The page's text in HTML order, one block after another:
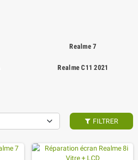
Realme 7
Realme C11 2021
FILTRER